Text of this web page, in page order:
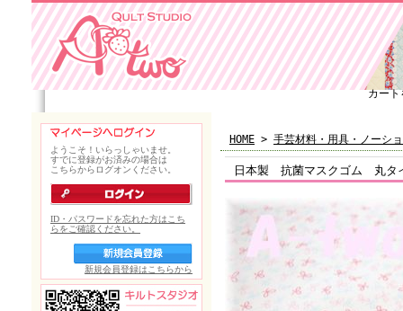
カート
HOME > 手芸材料・用具・ノーシ
日本製 抗菌マスクゴム 丸